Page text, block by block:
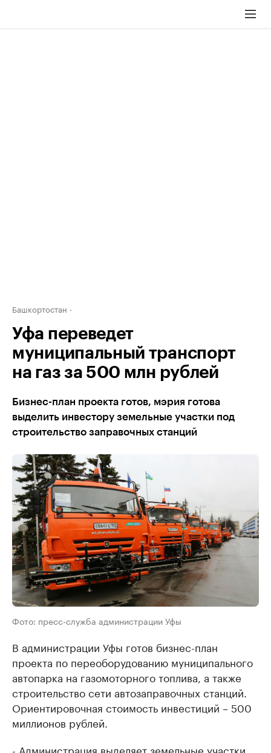
Башкортостан
Уфа переведет
муниципальный транспорт
на газ за 500 млн рублей
Бизнес-план проекта готов, мэрия готова
выделить инвестору земельные участки под
строительство заправочных станций
Фото: пресс-служба администрации Уфы
В администрации Уфы готов бизнес-план
проекта по переоборудованию муниципального
автопарка на газомоторного топлива, а также
строительство сети автозаправочных станций.
Ориентировочная стоимость инвестиций – 500
миллионов рублей.
- Администрация выделяет земельные участки